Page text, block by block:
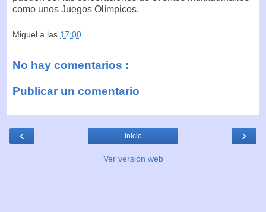
como unos Juegos Olímpicos.
Miguel a las 17:00
No hay comentarios :
Publicar un comentario
‹ ›
Inicio
Ver versión web